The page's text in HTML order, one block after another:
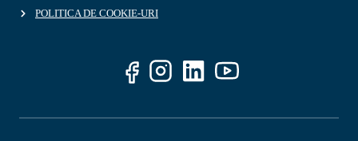
POLITICA DE COOKIE-URI